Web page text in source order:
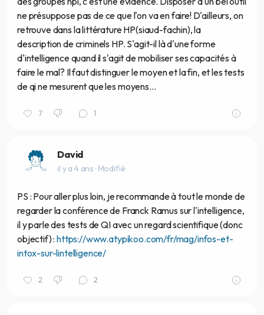
ne présuppose pas de ce que l'on va en faire! D'ailleurs, on
retrouve dans la littérature HP(siaud-fachin), la
description de criminels HP. S'agit-il là d'une forme
d'intelligence quand il s'agit de mobiliser ses capacités à
faire le mal? Il faut distinguer le moyen et la fin, et les tests
de qi ne mesurent que les moyens...
7 1
David
il y a 4 ans · Modifié
PS : Pour aller plus loin, je recommande à tout le monde de
regarder la conférence de Franck Ramus sur l'intelligence,
il y parle des tests de QI avec un regard scientifique (donc
objectif) :https://www.atypikoo.com/fr/mag/infos-et-
intox-sur-lintelligence/
2 2